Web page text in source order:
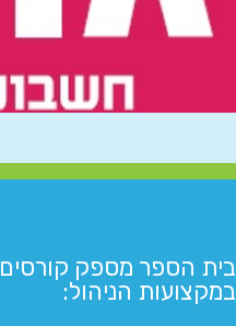
בית הספר מספק קורסים
במקצועות הניהול: